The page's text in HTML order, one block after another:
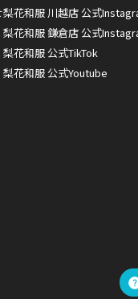
梨花和服 川越店 公式
梨花和服 鎌倉店 公式
梨花和服 公式TikTok
梨花和服 公式Youtube